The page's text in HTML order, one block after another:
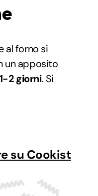
al forno si
un apposito
1-2 giorni. Si
su Cookist